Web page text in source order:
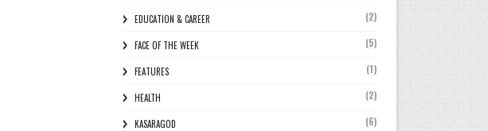
EDUCATION & CAREER (2)
FACE OF THE WEEK (5)
FEATURES (1)
HEALTH (2)
KASARAGOD (6)